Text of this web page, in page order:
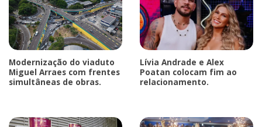
Modernização do viaduto
Miguel Arraes com frentes
simultâneas de obras.
Lívia Andrade e Alex
Poatan colocam fim ao
relacionamento.